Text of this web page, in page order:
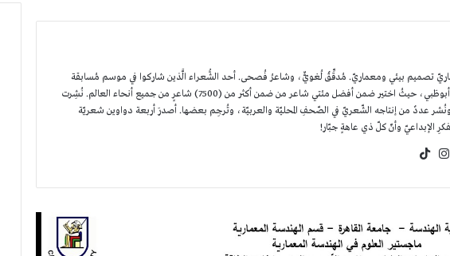
تصميم بيئي ومعماريّ. مُدقِّقٌ لُغويٌّ، وشاعرُ فُصحى. أحد الشُّعراء الَّذين شاركوا في موسم مُسابقة
أمير الشُّعراء الأوّل في أبوظبي، حيثُ اختير ضمن أفضل مئتي شاعر من ضمن أكثر من (7500) شاعرٍ من جميع أنحاء العالم. نُشِرت
عددٌ من إنتاجه الشّعريّ في الصّحفِ المحليّة والعربيّة، وتُرجِم بعضها. أصدرَ أربعة دواوين شعريّة
الإبداعيّ وأنّ كلّ ذي عاهةٍ جبّار!
‫YouTubeانستقرام
ماجستير العلوم في الهندسة المعمارية: رحلتي نحو
انتزعوني!